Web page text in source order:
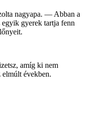
nagyapa. — Abban a
gyerek tartja fenn
amíg ki nem
elmúlt években.